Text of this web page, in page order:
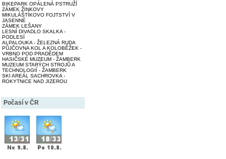
BIKEPARK OPÁLENÁ PSTRUŽÍ
ZÁMEK ŽINKOVY
MIKULÁŠTÍKOVO FOJTSTVÍ V
JASENNÉ
ZÁMEK LEŠANY
LESNÍ DIVADLO SKALKA -
PODLESÍ
ALPALOUKA - ŽELEZNÁ RUDA
PŮJČOVNA KOL A KOLOBĚŽEK -
VRBNO POD PRADĚDEM
HASIČSKÉ MUZEUM - ŽAMBERK
MUZEUM STARÝCH STROJŮ A
TECHNOLOGIÍ - ŽAMBERK
SKI AREÁL SACHROVKA -
ROKYTNICE NAD JIZEROU
Počasí v ČR